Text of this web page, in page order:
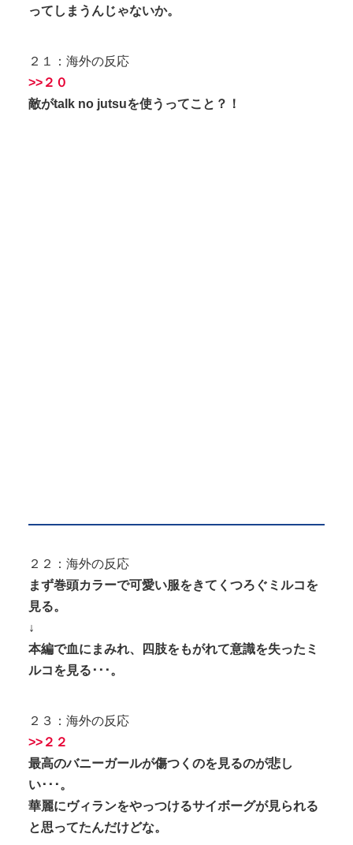
ってしまうんじゃないか。
２１：海外の反応
>>２０
敵がtalk no jutsuを使うってこと？！
２２：海外の反応
まず巻頭カラーで可愛い服をきてくつろぐミルコを
見る。
↓
本編で血にまみれ、四肢をもがれて意識を失ったミ
ルコを見る･･･。
２３：海外の反応
>>２２
最高のバニーガールが傷つくのを見るのが悲し
い･･･。
華麗にヴィランをやっつけるサイボーグが見られる
と思ってたんだけどな。